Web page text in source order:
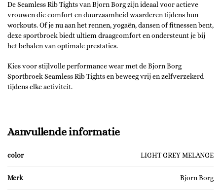
De Seamless Rib Tights van Bjorn Borg zijn ideaal voor actieve
vrouwen die comfort en duurzaamheid waarderen tijdens hun
workouts. Of je nu aan het rennen, yogaën, dansen of fitnessen bent,
deze sportbroek biedt ultiem draagcomfort en ondersteunt je bij
het behalen van optimale prestaties.
Kies voor stijlvolle performance wear met de Bjorn Borg
Sportbroek Seamless Rib Tights en beweeg vrij en zelfverzekerd
tijdens elke activiteit.
Aanvullende informatie
color LIGHT GREY MELANGE
Merk Bjorn Borg